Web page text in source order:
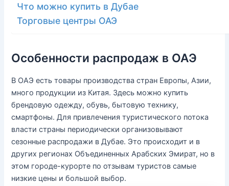
Что можно купить в Дубае
Торговые центры ОАЭ
Особенности распродаж в ОАЭ
В ОАЭ есть товары производства стран Европы, Азии,
много продукции из Китая. Здесь можно купить
брендовую одежду, обувь, бытовую технику,
смартфоны. Для привлечения туристического потока
власти страны периодически организовывают
сезонные распродажи в Дубае. Это происходит и в
других регионах Объединенных Арабских Эмират, но в
этом городе-курорте по отзывам туристов самые
низкие цены и большой выбор.